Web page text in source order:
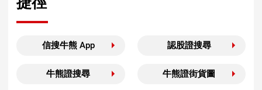
信搜牛熊 App 認股證搜尋
牛熊證搜尋 牛熊證街貨圖